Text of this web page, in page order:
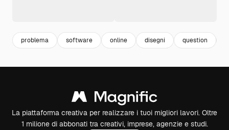
problema software online disegni question
La piattaforma creativa per realizzare i tuoi migliori lavori. Oltre
1 milione di abbonati tra creativi, imprese, agenzie e studi.